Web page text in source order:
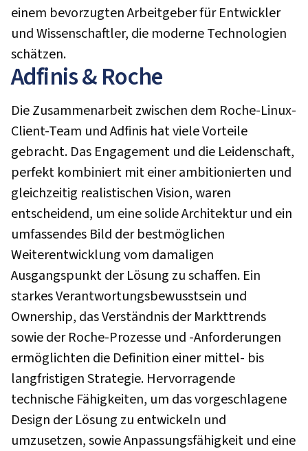
einem bevorzugten Arbeitgeber für Entwickler
und Wissenschaftler, die moderne Technologien
schätzen.
Adfinis & Roche
Die Zusammenarbeit zwischen dem Roche-Linux-
Client-Team und Adfinis hat viele Vorteile
gebracht. Das Engagement und die Leidenschaft,
perfekt kombiniert mit einer ambitionierten und
gleichzeitig realistischen Vision, waren
entscheidend, um eine solide Architektur und ein
umfassendes Bild der bestmöglichen
Weiterentwicklung vom damaligen
Ausgangspunkt der Lösung zu schaffen. Ein
starkes Verantwortungsbewusstsein und
Ownership, das Verständnis der Markttrends
sowie der Roche-Prozesse und -Anforderungen
ermöglichten die Definition einer mittel- bis
langfristigen Strategie. Hervorragende
technische Fähigkeiten, um das vorgeschlagene
Design der Lösung zu entwickeln und
umzusetzen, sowie Anpassungsfähigkeit und eine